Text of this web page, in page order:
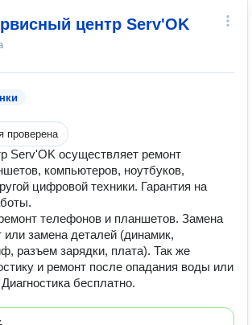
центр Serv'OK
проверена
Serv'OK осуществляет ремонт
компьютеров, ноутбуков,
цифровой техники. Гарантия на
телефонов и планшетов. Замена
или замена деталей (динамик,
разъем зарядки, плата). Так же
и ремонт после опадания воды или
бесплатно.